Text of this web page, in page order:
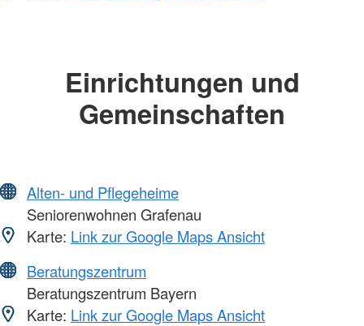
Einrichtungen und
Gemeinschaften
Alten- und Pflegeheime
Seniorenwohnen Grafenau
Karte: Link zur Google Maps Ansicht
Beratungszentrum
Beratungszentrum Bayern
Karte: Link zur Google Maps Ansicht